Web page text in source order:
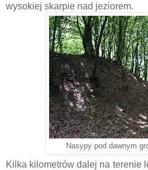
wysokiej skarpie nad jeziorem.
Nasypy pod dawnym
Kilka kilometrów dalej na terenie